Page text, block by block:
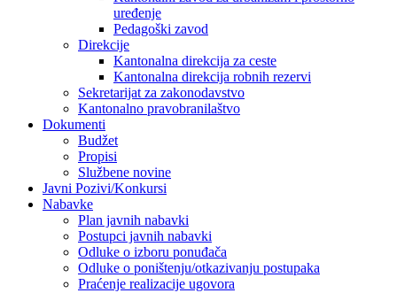
uređenje
Pedagoški zavod
Direkcije
Kantonalna direkcija za ceste
Kantonalna direkcija robnih rezervi
Sekretarijat za zakonodavstvo
Kantonalno pravobranilaštvo
Dokumenti
Budžet
Propisi
Službene novine
Javni Pozivi/Konkursi
Nabavke
Plan javnih nabavki
Postupci javnih nabavki
Odluke o izboru ponuđača
Odluke o poništenju/otkazivanju postupaka
Praćenje realizacije ugovora